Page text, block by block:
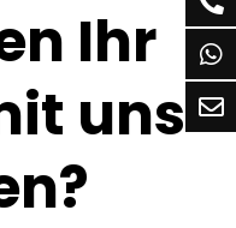
Ihr
uns